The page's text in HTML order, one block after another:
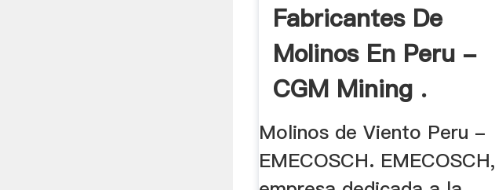
Fabricantes De
Molinos En Peru -
CGM Mining .
Molinos de Viento Peru -
EMECOSCH. EMECOSCH,